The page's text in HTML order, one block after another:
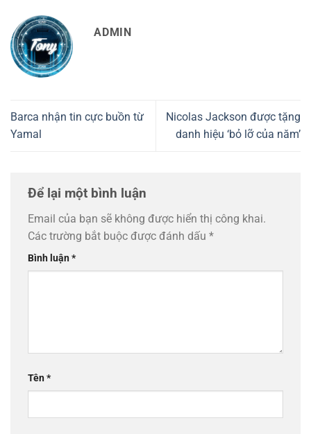
ADMIN
Barca nhận tin cực buồn từ
Yamal
Nicolas Jackson được tặng
danh hiệu ‘bỏ lỡ của năm’
Để lại một bình luận
Email của bạn sẽ không được hiển thị công khai.
Các trường bắt buộc được đánh dấu *
Bình luận*
Tên*